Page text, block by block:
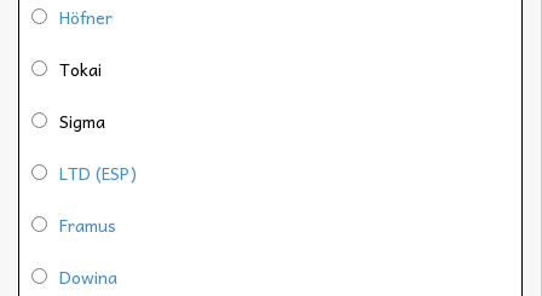
Höfner
Tokai
Sigma
LTD (ESP)
Framus
Dowina